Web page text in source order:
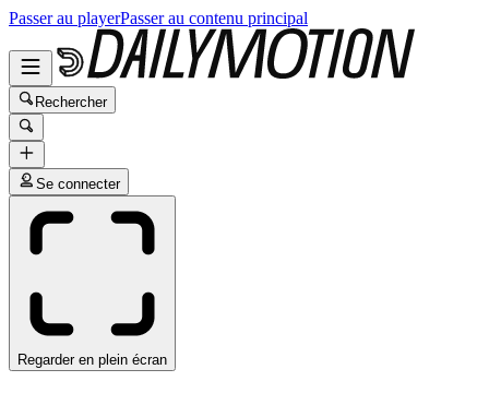
Passer au playerPasser au contenu principal
Rechercher
Se connecter
Regarder en plein écran